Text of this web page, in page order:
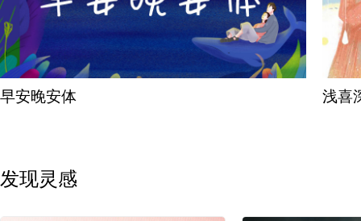
早安晚安体 浅喜
发现灵感